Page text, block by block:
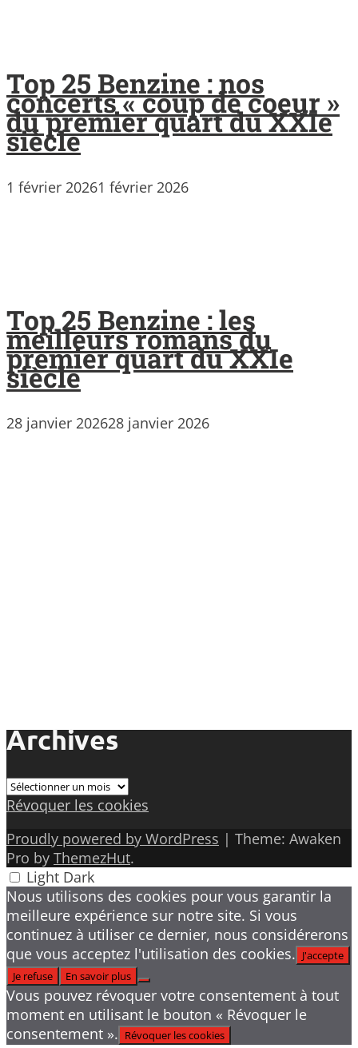
Top 25 Benzine : nos
concerts « coup de coeur »
du premier quart du XXIe
siècle
1 février 20261 février 2026
Top 25 Benzine : les
meilleurs romans du
premier quart du XXIe
siècle
28 janvier 202628 janvier 2026
Archives
Archives
Révoquer les cookies
Proudly powered by WordPress | Theme: Awaken
Pro by ThemezHut.
Light Dark
Nous utilisons des cookies pour vous garantir la
meilleure expérience sur notre site. Si vous
continuez à utiliser ce dernier, nous considérerons
que vous acceptez l'utilisation des cookies. J'accepte
Je refuse
En savoir plus
Vous pouvez révoquer votre consentement à tout
moment en utilisant le bouton « Révoquer le
consentement ». Révoquer les cookies